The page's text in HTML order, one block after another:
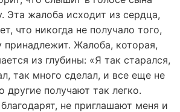
Эта жалоба исходит из сердца,
что никогда не получало того,
принадлежит. Жалоба, которая,
из глубины: «Я так старался,
так много сделал, и все еще не
другие получают так легко.
не приглашают меня и